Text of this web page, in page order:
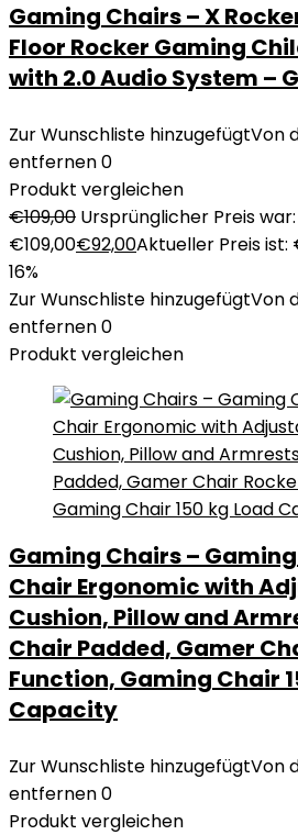
Gaming Chairs – X
Floor Rocker Gaming
with 2.0 Audio System –
Zur Wunschliste hinzugefügtVon
entfernen0
Produkt vergleichen
€109,00 Ursprünglicher Preis war:
€109,00€92,00Aktueller Preis ist:
16%
Zur Wunschliste hinzugefügtVon
entfernen0
Produkt vergleichen
Gaming Chairs –
Chair Ergonomic with
Cushion, Pillow and
Chair Padded, Gamer
Function, Gaming Chair
Capacity
Zur Wunschliste hinzugefügtVon
entfernen0
Produkt vergleichen